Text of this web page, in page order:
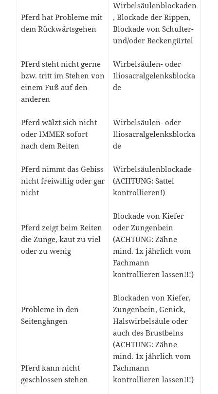
Pferd hat Probleme mit
dem Rückwärtsgehen
Pferd steht nicht gerne
bzw. tritt im Stehen von
einem Fuß auf den
anderen
Pferd wälzt sich nicht
oder IMMER sofort
nach dem Reiten
Pferd nimmt das Gebiss
nicht freiwillig oder gar
nicht
Pferd zeigt beim Reiten
die Zunge, kaut zu viel
oder zu wenig
Probleme in den
Seitengängen
Pferd kann nicht
geschlossen stehen
Wirbelsäulenblockaden
, Blockade der Rippen,
Blockade von Schulter-
und/oder Beckengürtel
Wirbelsäulen- oder
Iliosacralgelenksblocka
de
Wirbelsäulen- oder
Iliosacralgelenksblocka
de
Wirbelsäulenblockade
(ACHTUNG: Sattel
kontrollieren!)
Blockade von Kiefer
oder Zungenbein
(ACHTUNG: Zähne
mind. 1x jährlich vom
Fachmann
kontrollieren lassen!!!)
Blockaden von Kiefer,
Zungenbein, Genick,
Halswirbelsäule oder
auch des Brustbeins
(ACHTUNG: Zähne
mind. 1x jährlich vom
Fachmann
kontrollieren lassen!!!)